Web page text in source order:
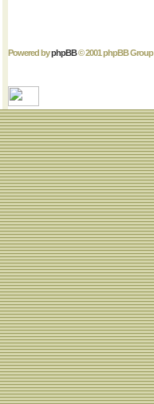
Powered byphpBB© 2001 phpBB Group